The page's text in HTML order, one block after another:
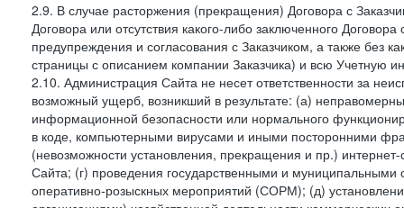
2.9. В случае расторжения (прекращения) Договора с
Договора или отсутствия какого-либо заключенного
предупреждения и согласования с Заказчиком, а также без
страницы с описанием компании Заказчика) и всю Учетную
2.10. Администрация Сайта не несет ответственности за
возможный ущерб, возникший в результате: (а)
информационной безопасности или нормального
в коде, компьютерными вирусами и иными посторонними
(невозможности установления, прекращения и пр.)
Сайта; (г) проведения государственными и
оперативно-розыскных мероприятий (СОРМ); (д)